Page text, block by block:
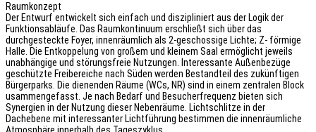
Raumkonzept
Der Entwurf entwickelt sich einfach und diszipliniert aus der Logik der
Funktionsabläufe. Das Raumkontinuum erschließt sich über das
durchgesteckte Foyer, innenräumlich als 2-geschossige Lichte; Z- förmige
Halle. Die Entkoppelung von großem und kleinem Saal ermöglicht jeweils
unabhängige und störungsfreie Nutzungen. Interessante Außenbezüge
geschützte Freibereiche nach Süden werden Bestandteil des zukünftigen
Bürgerparks. Die dienenden Räume (WCs, NR) sind in einem zentralen Block
usammengefasst. Je nach Bedarf und Besucherfrequenz bieten sich
Synergien in der Nutzung dieser Nebenräume. Lichtschlitze in der
Dachebene mit interessanter Lichtführung bestimmen die innenräumliche